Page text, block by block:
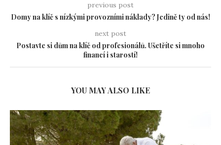
previous post
Domy na klíč s nízkými provozními náklady? Jedině ty od nás!
next post
Postavte si dům na klíč od profesionálů. Ušetříte si mnoho
financí i starostí!
YOU MAY ALSO LIKE